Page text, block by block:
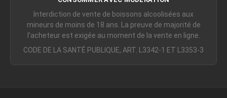
Interdiction de vente de boissons alcoolisées aux
mineurs de moins de 18 ans. La preuve de majorité de
l'acheteur est exigée au moment de la vente en ligne.
CODE DE LA SANTÉ PUBLIQUE, ART. L3342-1 ET L3353-3